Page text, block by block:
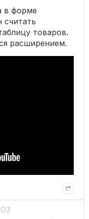
в форме
товаров.
расширением.